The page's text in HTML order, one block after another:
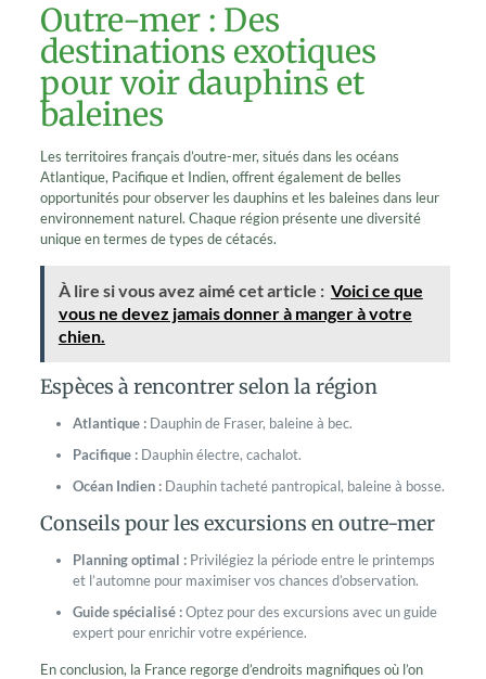
Outre-mer : Des
destinations exotiques
pour voir dauphins et
baleines
Les territoires français d’outre-mer, situés dans les océans
Atlantique, Pacifique et Indien, offrent également de belles
opportunités pour observer les dauphins et les baleines dans leur
environnement naturel. Chaque région présente une diversité
unique en termes de types de cétacés.
À lire si vous avez aimé cet article : Voici ce que
vous ne devez jamais donner à manger à votre
chien.
Espèces à rencontrer selon la région
Atlantique :Dauphin de Fraser, baleine à bec.
Pacifique :Dauphin électre, cachalot.
Océan Indien :Dauphin tacheté pantropical, baleine à bosse.
Conseils pour les excursions en outre-mer
Planning optimal :Privilégiez la période entre le printemps
et l’automne pour maximiser vos chances d’observation.
Guide spécialisé :Optez pour des excursions avec un guide
expert pour enrichir votre expérience.
En conclusion, la France regorge d’endroits magnifiques où l’on